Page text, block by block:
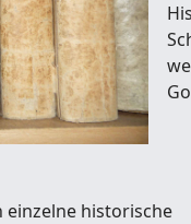
historische